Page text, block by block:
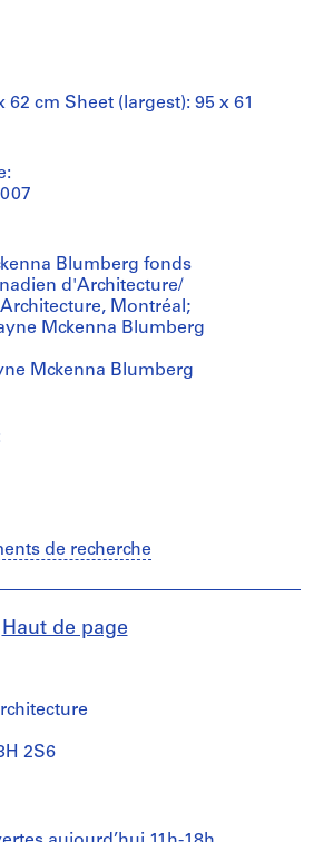
62 cm Sheet (largest): 95 x 61
Blumberg fonds
d'Architecture/
Montréal;
Mckenna Blumberg
Mckenna Blumberg
de recherche
Haut de page
2S6